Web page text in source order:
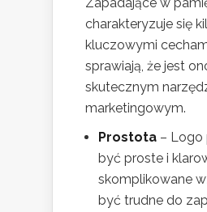
charakteryzuje się
kluczowymi
sprawiają, że jest
skutecznym
marketingowym.
Prostota – Logo
być proste i
skomplikowane
być trudne do